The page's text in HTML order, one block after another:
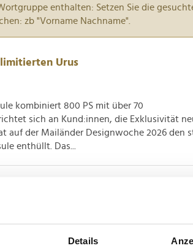
Details
enthalten: Setzen Sie die
zb "Vorname Nachname".
Urus
kombiniert 800 PS mit über 70
sich an Kund:innen, die Exklusivität
auf der Mailänder Designwoche 2026 den
enthüllt. Das...
der "Blitz eingeschlagen"
den immer strengeren Umweltauflagen
geht das jedoch nicht zulasten der